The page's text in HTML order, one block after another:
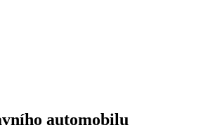
automobilu